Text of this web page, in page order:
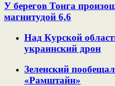
У берегов Тонга
магнитудой 6,6
Над Курской
украинский дрон
Зеленский
«Рамштайн»